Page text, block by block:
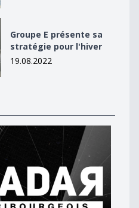
pour l&#039;hiver
Groupe E présente sa
stratégie pour l'hiver
19.08.2022